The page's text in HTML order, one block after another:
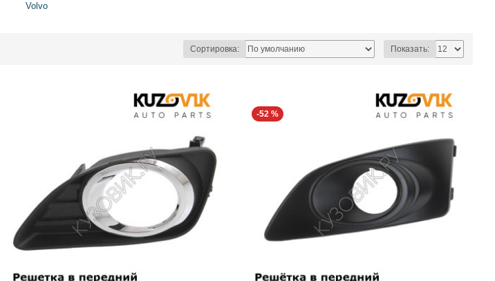
Volvo
Сортировка: Показать:
-52 %